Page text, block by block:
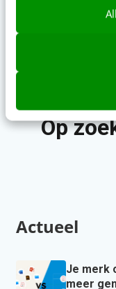
Op
Actueel
Je merk
meer